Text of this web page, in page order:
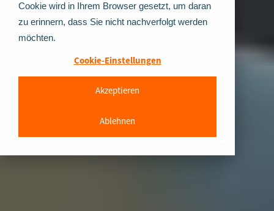
Cookie wird in Ihrem Browser gesetzt, um daran
zu erinnern, dass Sie nicht nachverfolgt werden
möchten.
Cookie-Einstellungen
Akzeptieren
Ablehnen